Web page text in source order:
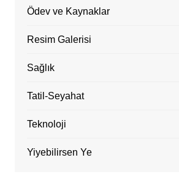
Ödev ve Kaynaklar
Resim Galerisi
Sağlık
Tatil-Seyahat
Teknoloji
Yiyebilirsen Ye